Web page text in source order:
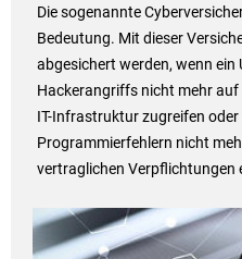
Die sogenannte
Bedeutung. Mit dieser
abgesichert werden, wenn
Hackerangriffs nicht mehr
IT-Infrastruktur zugreifen oder
Programmierfehlern nicht
vertraglichen Verpflichtungen